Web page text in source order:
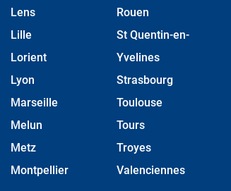
Lens
Lille
Lorient
Lyon
Marseille
Melun
Metz
Montpellier
Rouen
St Quentin-en-
Yvelines
Strasbourg
Toulouse
Tours
Troyes
Valenciennes